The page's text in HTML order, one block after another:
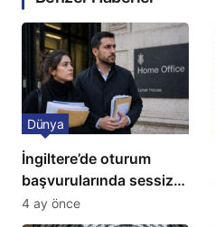
İngiltere’de oturum
başvurularında sessiz
kriz: Büyükelçilikten
açıklama!
Dünya
4 ay önce